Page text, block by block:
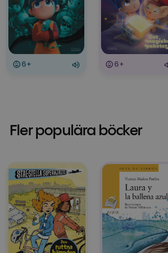
6+ 6+
Fler populära böcker